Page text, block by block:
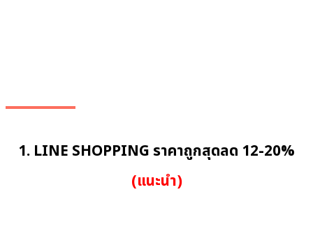
1. LINE SHOPPING ราคาถูกสุดลด 12-20%
(แนะนำ)